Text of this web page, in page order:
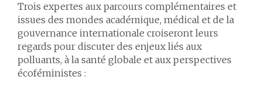
Trois expertes aux parcours complémentaires et
issues des mondes académique, médical et de la
gouvernance internationale croiseront leurs
regards pour discuter des enjeux liés aux
polluants, à la santé globale et aux perspectives
écoféministes :